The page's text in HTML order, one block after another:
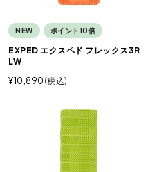
NEW ポイント10倍
EXPED エクスペド フレックス3R
LW
¥10,890 税込